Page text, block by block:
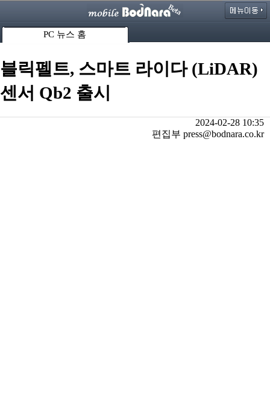
PC 뉴스 홈
블릭펠트, 스마트 라이다 (LiDAR)
센서 Qb2 출시
2024-02-28 10:35
편집부 press@bodnara.co.kr